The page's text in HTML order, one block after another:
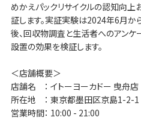
めかえパックリサイクルの認知向上
証します。実証実験は2024年6月か
後、回収物調査と生活者へのアンケ
設置の効果を検証します。
＜店舗概要＞
店舗名 ： イトーヨーカドー 曳舟店
所在地 ： 東京都墨田区京島1-2-1
営業時間： 10:00 - 21:00